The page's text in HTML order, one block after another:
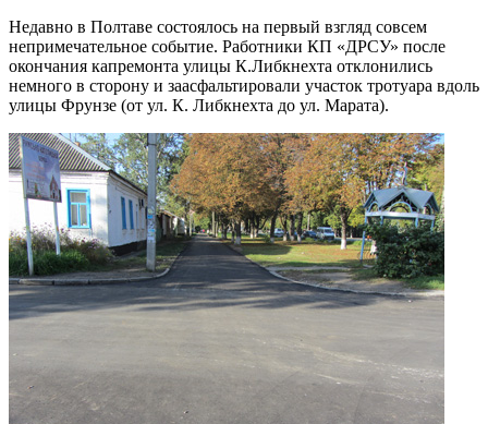
Недавно в Полтаве состоялось на первый взгляд совсем
непримечательное событие. Работники КП «ДРСУ» после
окончания капремонта улицы К.Либкнехта отклонились
немного в сторону и заасфальтировали участок тротуара вдоль
улицы Фрунзе (от ул. К. Либкнехта до ул. Марата).